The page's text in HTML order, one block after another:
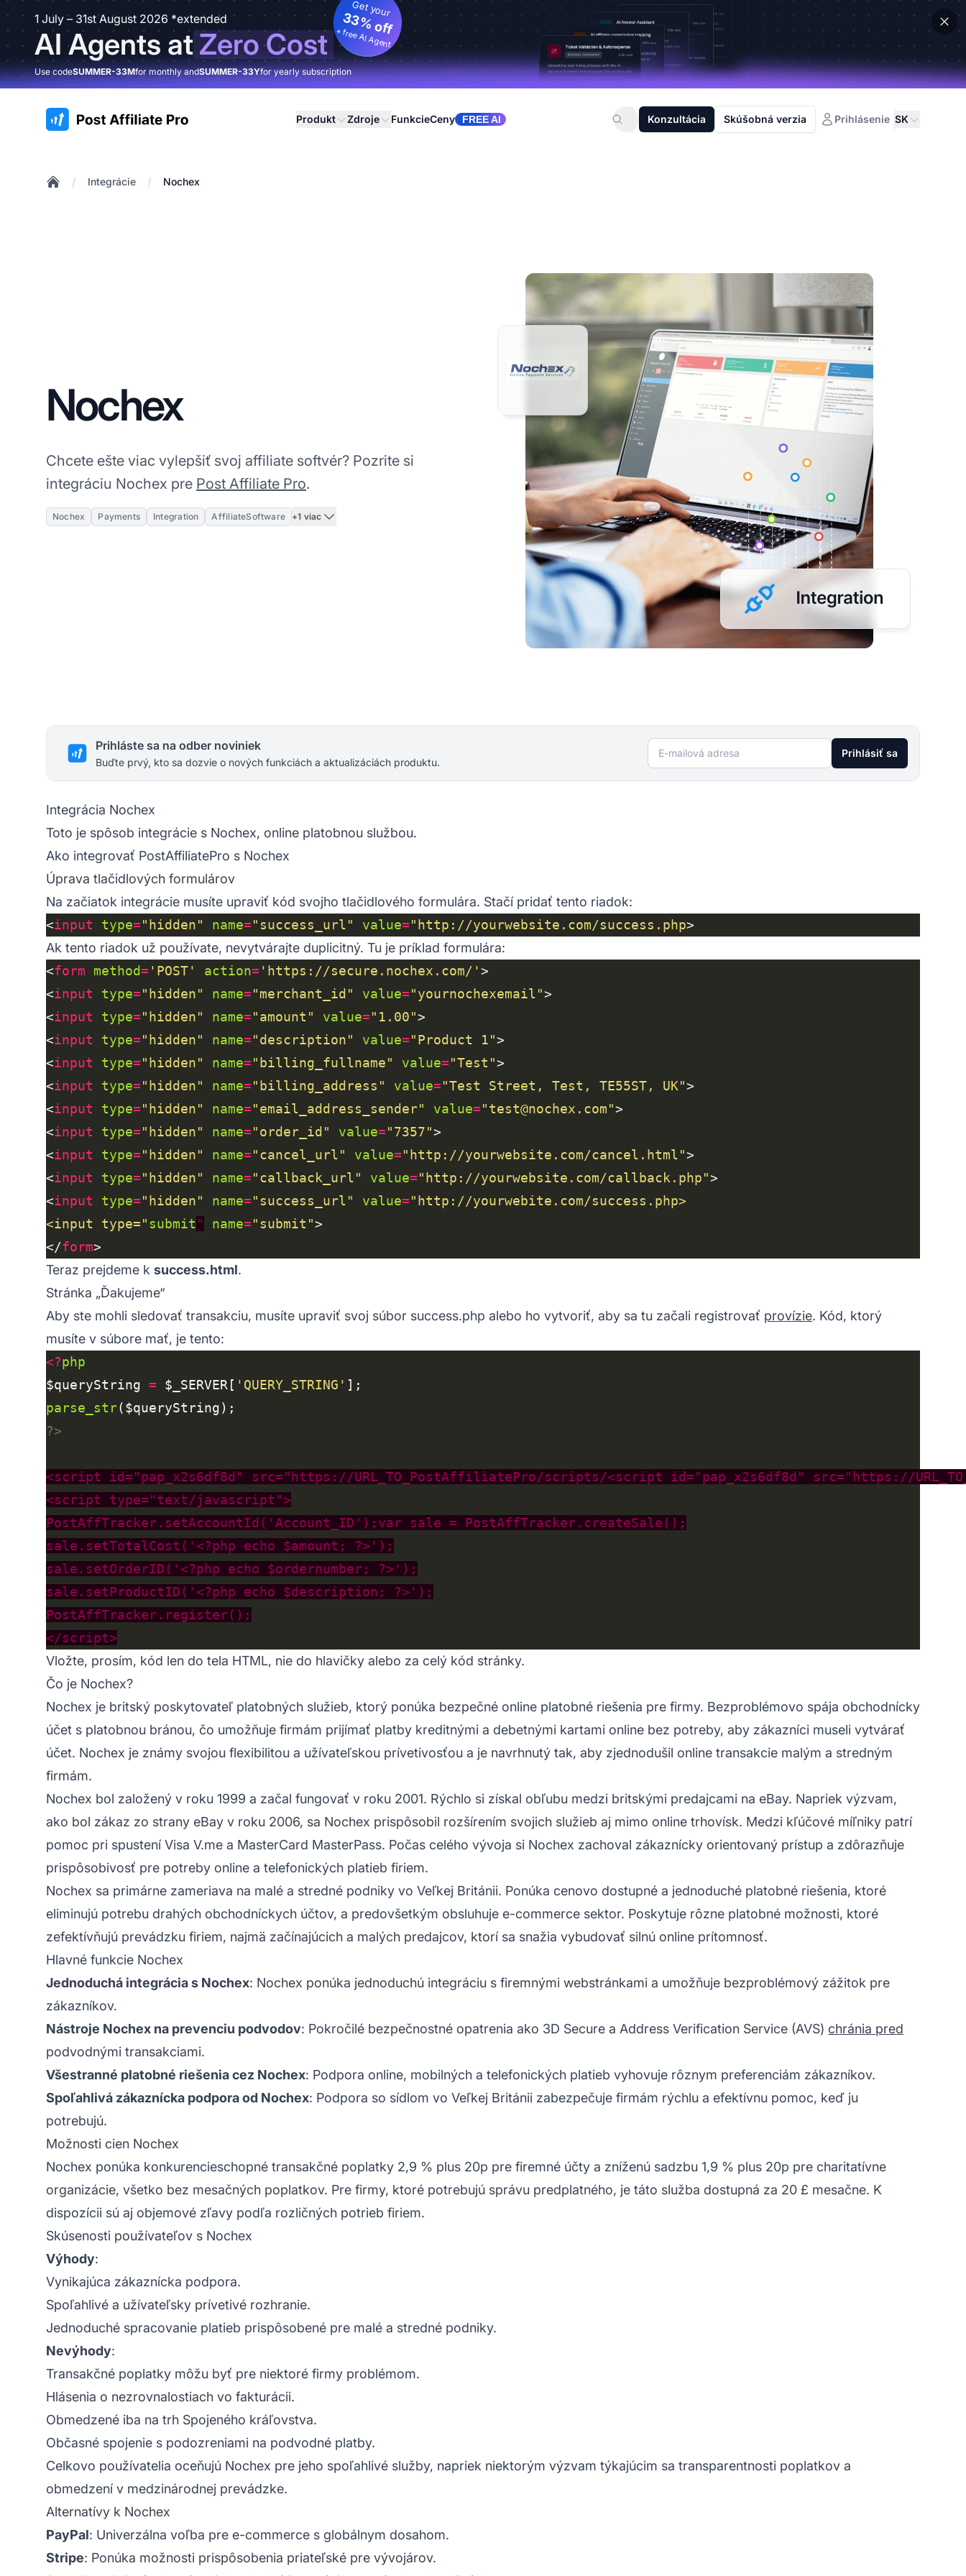
1 July – 31st August 2026 *extended
AI Agents atZero Cost
Get your
33% off
+ free AI Agent
Use codeSUMMER-33Mfor monthly andSUMMER-33Yfor yearly subscription
:site.title Produkt Zdroje FunkcieCeny FREE AI Konzultácia Skúšobná verzia Prihlásenie SK
/ Integrácie / Nochex
Nochex
Chcete ešte viac vylepšiť svoj affiliate softvér? Pozrite si
integráciu Nochex pre Post Affiliate Pro.
Nochex Payments Integration AffiliateSoftware +1 viac
Prihláste sa na odber noviniek
Buďte prvý, kto sa dozvie o nových funkciách a aktualizáciách produktu.
E-mailová adresa Prihlásiť sa
Integrácia Nochex
Toto je spôsob integrácie s Nochex, online platobnou službou.
Ako integrovať PostAffiliatePro s Nochex
Úprava tlačidlových formulárov
Na začiatok integrácie musíte upraviť kód svojho tlačidlového formulára. Stačí pridať tento riadok:
<input type="hidden" name="success_url" value="http://yourwebsite.com/success.php
Ak tento riadok už používate, nevytvárajte duplicitný. Tu je príklad formulára:
<form method= 'POST' action= 'https://secure.nochex.com/'
<input type="hidden" name="merchant_id" value="yournochexemail"
<input type="hidden" name="amount" value="1.00"
<input type="hidden" name="description" value="Product 1"
<input type="hidden" name="billing_fullname" value="Test"
<input type="hidden" name="billing_address" value="Test Street, Test, TE55ST, UK"
<input type="hidden" name="email_address_sender" value="test@nochex.com"
<input type="hidden" name="order_id" value="7357"
<input type="hidden" name="cancel_url" value="http://yourwebsite.com/cancel.html"
<input type="hidden" name="callback_url" value="http://yourwebsite.com/callback.php"
<input type="hidden" name="success_url" value=
<input type="submit " name="submit"
</form
Teraz prejdeme k success.html.
Stránka „Ďakujeme“
Aby ste mohli sledovať transakciu, musíte upraviť svoj súbor success.php alebo ho vytvoriť, aby sa tu začali registrovať provízie. Kód, ktorý
musíte v súbore mať, je tento:
<?php
$queryString = $_SERVER[ 'QUERY_STRING'
parse_str
?>
Vložte, prosím, kód len do tela HTML, nie do hlavičky alebo za celý kód stránky.
Čo je Nochex?
Nochex je britský poskytovateľ platobných služieb, ktorý ponúka bezpečné online platobné riešenia pre firmy. Bezproblémovo spája obchodnícky
účet s platobnou bránou, čo umožňuje firmám prijímať platby kreditnými a debetnými kartami online bez potreby, aby zákazníci museli vytvárať
účet. Nochex je známy svojou flexibilitou a užívateľskou prívetivosťou a je navrhnutý tak, aby zjednodušil online transakcie malým a stredným
firmám.
Nochex bol založený v roku 1999 a začal fungovať v roku 2001. Rýchlo si získal obľubu medzi britskými predajcami na eBay. Napriek výzvam,
ako bol zákaz zo strany eBay v roku 2006, sa Nochex prispôsobil rozšírením svojich služieb aj mimo online trhovísk. Medzi kľúčové míľniky patrí
pomoc pri spustení Visa V.me a MasterCard MasterPass. Počas celého vývoja si Nochex zachoval zákaznícky orientovaný prístup a zdôrazňuje
prispôsobivosť pre potreby online a telefonických platieb firiem.
Nochex sa primárne zameriava na malé a stredné podniky vo Veľkej Británii. Ponúka cenovo dostupné a jednoduché platobné riešenia, ktoré
eliminujú potrebu drahých obchodníckych účtov, a predovšetkým obsluhuje e-commerce sektor. Poskytuje rôzne platobné možnosti, ktoré
zefektívňujú prevádzku firiem, najmä začínajúcich a malých predajcov, ktorí sa snažia vybudovať silnú online prítomnosť.
Hlavné funkcie Nochex
Jednoduchá integrácia s Nochex: Nochex ponúka jednoduchú integráciu s firemnými webstránkami a umožňuje bezproblémový zážitok pre
zákazníkov.
Nástroje Nochex na prevenciu podvodov: Pokročilé bezpečnostné opatrenia ako 3D Secure a Address Verification Service (AVS) chránia pred
podvodnými transakciami.
Všestranné platobné riešenia cez Nochex: Podpora online, mobilných a telefonických platieb vyhovuje rôznym preferenciám zákazníkov.
Spoľahlivá zákaznícka podpora od Nochex: Podpora so sídlom vo Veľkej Británii zabezpečuje firmám rýchlu a efektívnu pomoc, keď ju
potrebujú.
Možnosti cien Nochex
Nochex ponúka konkurencieschopné transakčné poplatky 2,9 % plus 20p pre firemné účty a zníženú sadzbu 1,9 % plus 20p pre charitatívne
organizácie, všetko bez mesačných poplatkov. Pre firmy, ktoré potrebujú správu predplatného, je táto služba dostupná za 20 £ mesačne. K
dispozícii sú aj objemové zľavy podľa rozličných potrieb firiem.
Skúsenosti používateľov s Nochex
Výhody:
Vynikajúca zákaznícka podpora.
Spoľahlivé a užívateľsky prívetivé rozhranie.
Jednoduché spracovanie platieb prispôsobené pre malé a stredné podniky.
Nevýhody:
Transakčné poplatky môžu byť pre niektoré firmy problémom.
Hlásenia o nezrovnalostiach vo fakturácii.
Obmedzené iba na trh Spojeného kráľovstva.
Občasné spojenie s podozreniami na podvodné platby.
Celkovo používatelia oceňujú Nochex pre jeho spoľahlivé služby, napriek niektorým výzvam týkajúcim sa transparentnosti poplatkov a
obmedzení v medzinárodnej prevádzke.
Alternatívy k Nochex
PayPal: Univerzálna voľba pre e-commerce s globálnym dosahom.
Stripe: Ponúka možnosti prispôsobenia priateľské pre vývojárov.